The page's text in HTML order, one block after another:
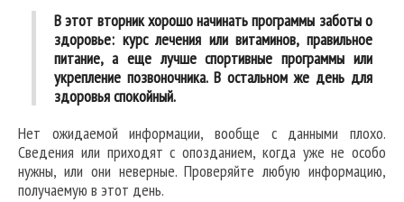
В этот вторник хорошо начинать программы заботы о
здоровье: курс лечения или витаминов, правильное
питание, а еще лучше спортивные программы или
укрепление позвоночника. В остальном же день для
здоровья спокойный.
Нет ожидаемой информации, вообще с данными плохо.
Сведения или приходят с опозданием, когда уже не особо
нужны, или они неверные. Проверяйте любую информацию,
получаемую в этот день.